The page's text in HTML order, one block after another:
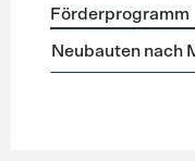
Förderprogramme
Förderprogramm
Neubauten nach